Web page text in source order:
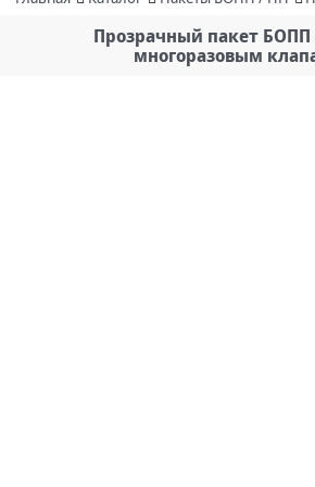
Прозрачный пакет БОПП
многоразовым